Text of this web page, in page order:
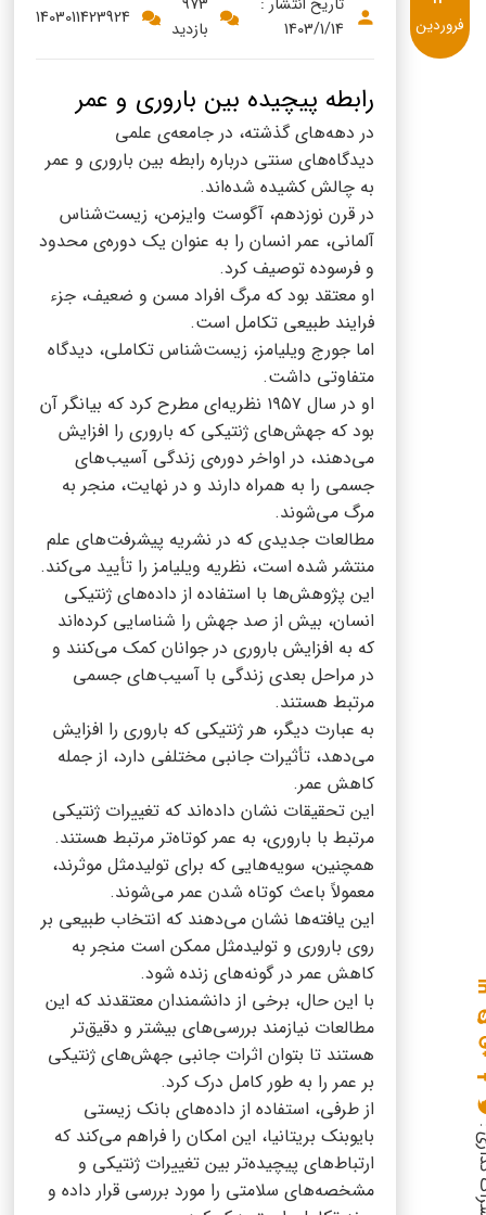
سینما دوماس
دانستنی های سلامت
گالری تصاویر
English
Russian
Arabic
Turkish
1403/1/14
بازدید
1403011423924 فروردین
رابطه پیچیده بین باروری و عمر
در دهه‌های گذشته، در جامعه‌ی علمی
دیدگاه‌های سنتی درباره رابطه بین باروری و عمر
به چالش کشیده شده‌اند.
در قرن نوزدهم، آگوست وایزمن، زیست‌شناس
آلمانی، عمر انسان را به عنوان یک دوره‌ی محدود
و فرسوده توصیف کرد.
او معتقد بود که مرگ افراد مسن و ضعیف، جزء
فرایند طبیعی تکامل است.
اما جورج ویلیامز، زیست‌شناس تکاملی، دیدگاه
متفاوتی داشت.
او در سال ۱۹۵۷ نظریه‌ای مطرح کرد که بیانگر آن
بود که جهش‌های ژنتیکی که باروری را افزایش
می‌دهند، در اواخر دوره‌ی زندگی آسیب‌های
جسمی را به همراه دارند و در نهایت، منجر به
مرگ می‌شوند.
مطالعات جدیدی که در نشریه پیشرفت‌های علم
منتشر شده است، نظریه ویلیامز را تأیید می‌کند.
این پژوهش‌ها با استفاده از داده‌های ژنتیکی
انسان، بیش از صد جهش را شناسایی کرده‌اند
که به افزایش باروری در جوانان کمک می‌کنند و
در مراحل بعدی زندگی با آسیب‌های جسمی
مرتبط هستند.
به عبارت دیگر، هر ژنتیکی که باروری را افزایش
می‌دهد، تأثیرات جانبی مختلفی دارد، از جمله
کاهش عمر.
این تحقیقات نشان داده‌اند که تغییرات ژنتیکی
مرتبط با باروری، به عمر کوتاه‌تر مرتبط هستند.
همچنین، سویه‌هایی که برای تولیدمثل موثرند،
معمولاً باعث کوتاه شدن عمر می‌شوند.
این یافته‌ها نشان می‌دهند که انتخاب طبیعی بر
روی باروری و تولیدمثل ممکن است منجر به
کاهش عمر در گونه‌های زنده شود.
با این حال، برخی از دانشمندان معتقدند که این
مطالعات نیازمند بررسی‌های بیشتر و دقیق‌تر
هستند تا بتوان اثرات جانبی جهش‌های ژنتیکی
بر عمر را به طور کامل درک کرد.
از طرفی، استفاده از داده‌های بانک زیستی
بایوبنک بریتانیا، این امکان را فراهم می‌کند که
ارتباط‌های پیچیده‌تر بین تغییرات ژنتیکی و
مشخصه‌های سلامتی را مورد بررسی قرار داده و
: